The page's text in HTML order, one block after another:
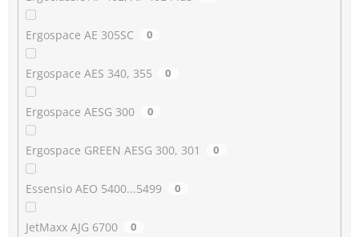
Ergospace AE 305SC 0
Ergospace AES 340, 355 0
Ergospace AESG 300 0
Ergospace GREEN AESG 300, 301 0
Essensio AEO 5400...5499 0
JetMaxx AJG 6700 0